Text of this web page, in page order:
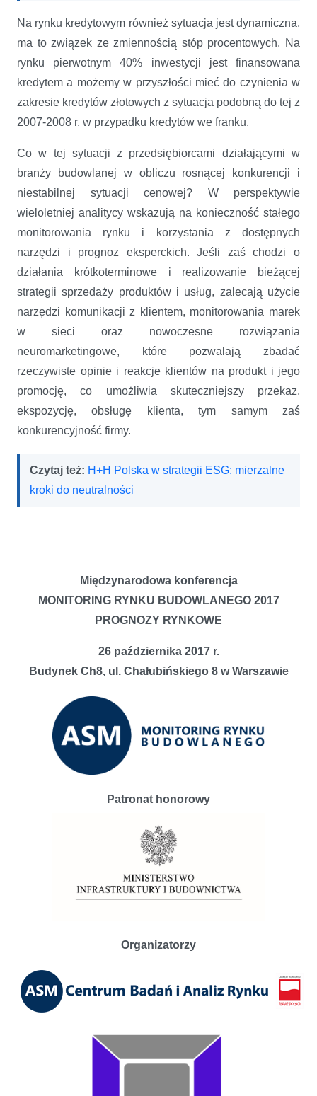
Na rynku kredytowym również sytuacja jest dynamiczna,
ma to związek ze zmiennością stóp procentowych. Na
rynku pierwotnym 40% inwestycji jest finansowana
kredytem a możemy w przyszłości mieć do czynienia w
zakresie kredytów złotowych z sytuacja podobną do tej z
2007-2008 r. w przypadku kredytów we franku.
Co w tej sytuacji z przedsiębiorcami działającymi w
branży budowlanej w obliczu rosnącej konkurencji i
niestabilnej sytuacji cenowej? W perspektywie
wieloletniej analitycy wskazują na konieczność stałego
monitorowania rynku i korzystania z dostępnych
narzędzi i prognoz eksperckich. Jeśli zaś chodzi o
działania krótkoterminowe i realizowanie bieżącej
strategii sprzedaży produktów i usług, zalecają użycie
narzędzi komunikacji z klientem, monitorowania marek
w sieci oraz nowoczesne rozwiązania
neuromarketingowe, które pozwalają zbadać
rzeczywiste opinie i reakcje klientów na produkt i jego
promocję, co umożliwia skuteczniejszy przekaz,
ekspozycję, obsługę klienta, tym samym zaś
konkurencyjność firmy.
Czytaj też: H+H Polska w strategii ESG: mierzalne
kroki do neutralności
Międzynarodowa konferencja
MONITORING RYNKU BUDOWLANEGO 2017
PROGNOZY RYNKOWE
26 października 2017 r.
Budynek Ch8, ul. Chałubińskiego 8 w Warszawie
Patronat honorowy
Organizatorzy